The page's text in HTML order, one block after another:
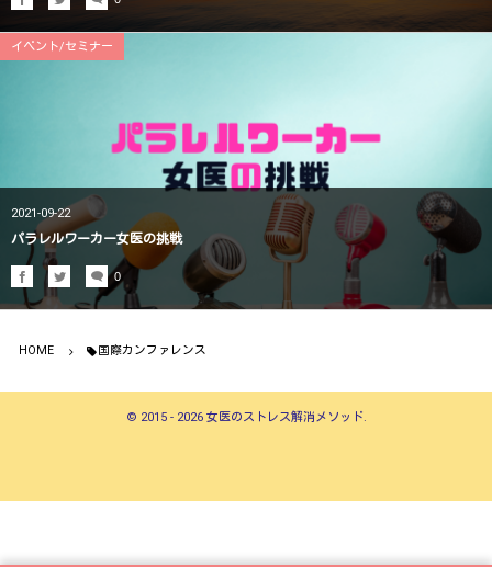
イベント/セミナー
2021-09-22
パラレルワーカー女医の挑戦
0
HOME 国際カンファレンス
© 2015 - 2026 女医のストレス解消メソッド.